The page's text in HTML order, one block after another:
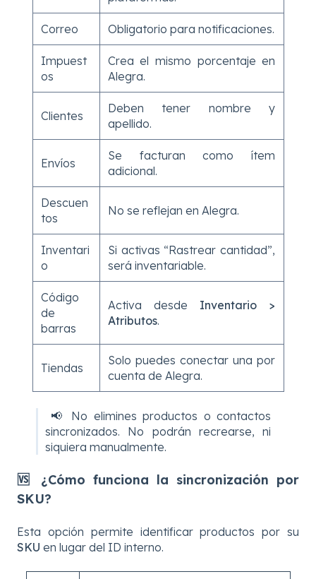
Correo Obligatorio para notificaciones.
Impuest
os
Crea el mismo porcentaje en
Alegra.
Clientes
Deben tener nombre y
apellido.
Envíos
Se facturan como ítem
adicional.
Descuen
tos
No se reflejan en Alegra.
Inventari
o
Si activas “Rastrear cantidad”,
será inventariable.
Código
de
barras
Activa desde Inventario >
Atributos.
Tiendas
Solo puedes conectar una por
cuenta de Alegra.
📢 No elimines productos o contactos
sincronizados. No podrán recrearse, ni
siquiera manualmente.
🆚 ¿Cómo funciona la sincronización por
SKU?
Esta opción permite identificar productos por su
SKU en lugar del ID interno.